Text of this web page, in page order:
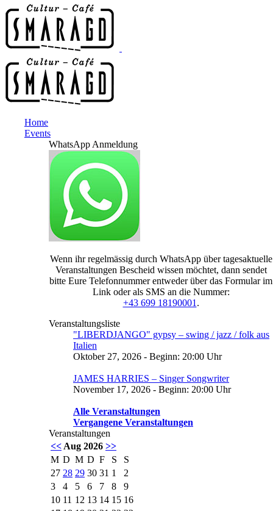
Home
Events
WhatsApp Anmeldung
Wenn ihr regelmässig durch WhatsApp über tagesaktuelle
Veranstaltungen Bescheid wissen möchtet, dann sendet
bitte Eure Telefonnummer entweder über das Formular im
Link oder als SMS an die Nummer:
+43 699 18190001 .
Veranstaltungsliste
"LIBERDJANGO" gypsy – swing / jazz / folk aus
Italien
Oktober 27, 2026 - Beginn: 20:00 Uhr
JAMES HARRIES – Singer Songwriter
November 17, 2026 - Beginn: 20:00 Uhr
Alle Veranstaltungen
Vergangene Veranstaltungen
Veranstaltungen
<< Aug 2026 >>
M D M D F S
S
27 28 29 30 31 1
2
3
4 5 6 7 8
9
10 11 12 13 14 15 16